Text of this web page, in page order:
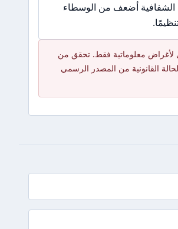
الشفافية أضعف من الوسطاء
لأغراض معلوماتية فقط. تحقق من
القانونية من المصدر الرسمي